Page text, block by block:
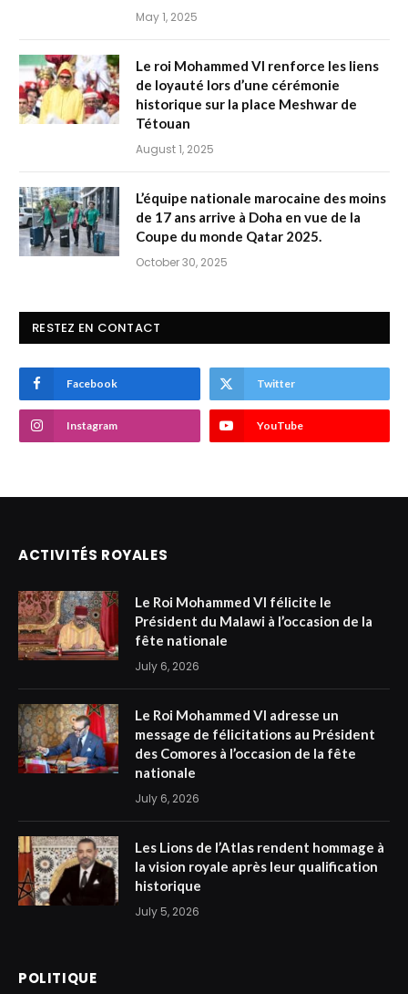
May 1, 2025
Le roi Mohammed VI renforce les liens
de loyauté lors d’une cérémonie
historique sur la place Meshwar de
Tétouan
August 1, 2025
L’équipe nationale marocaine des moins
de 17 ans arrive à Doha en vue de la
Coupe du monde Qatar 2025.
October 30, 2025
RESTEZ EN CONTACT
Facebook Twitter
Instagram YouTube
ACTIVITÉS ROYALES
Le Roi Mohammed VI félicite le
Président du Malawi à l’occasion de la
fête nationale
July 6, 2026
Le Roi Mohammed VI adresse un
message de félicitations au Président
des Comores à l’occasion de la fête
nationale
July 6, 2026
Les Lions de l’Atlas rendent hommage à
la vision royale après leur qualification
historique
July 5, 2026
POLITIQUE